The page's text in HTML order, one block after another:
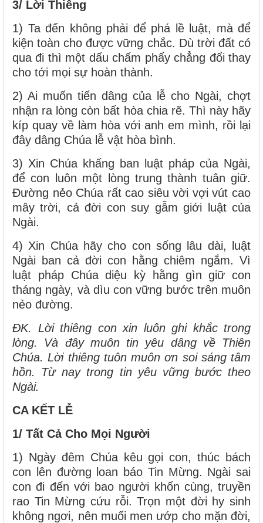
3/ Lời Thiêng
1) Ta đến không phải để phá lề luật, mà để
kiện toàn cho được vững chắc. Dù trời đất có
qua đi thì một dấu chấm phẩy chẳng đổi thay
cho tới mọi sự hoàn thành.
2) Ai muốn tiến dâng của lễ cho Ngài, chợt
nhận ra lòng còn bất hòa chia rẽ. Thì này hãy
kíp quay về làm hòa với anh em mình, rồi lại
đây dâng Chúa lễ vật hòa bình.
3) Xin Chúa khấng ban luật pháp của Ngài,
để con luôn một lòng trung thành tuân giữ.
Đường nẻo Chúa rất cao siêu vời vợi vút cao
mây trời, cả đời con suy gẫm giới luật của
Ngài.
4) Xin Chúa hãy cho con sống lâu dài, luật
Ngài ban cả đời con hằng chiêm ngắm. Vì
luật pháp Chúa diệu kỳ hằng gìn giữ con
tháng ngày, và dìu con vững bước trên muôn
nẻo đường.
ĐK. Lời thiêng con xin luôn ghi khắc trong
lòng. Và đây muôn tin yêu dâng về Thiên
Chúa. Lời thiêng tuôn muôn ơn soi sáng tâm
hồn. Từ nay trong tin yêu vững bước theo
Ngài.
CA KẾT LỄ
1/ Tất Cả Cho Mọi Người
1) Ngày đêm Chúa kêu gọi con, thúc bách
con lên đường loan báo Tin Mừng. Ngài sai
con đi đến với bao người khốn cùng, truyền
rao Tin Mừng cứu rỗi. Trọn một đời hy sinh
không ngơi, nên muối men ướp cho mặn đời,